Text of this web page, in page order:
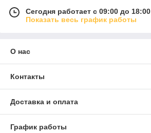
Сегодня работает с 09:00 до 18:00
Показать весь график работы
О нас
Контакты
Доставка и оплата
График работы